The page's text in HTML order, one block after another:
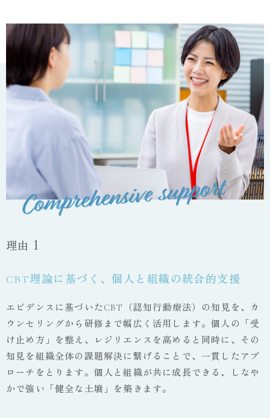
理由 1
CBT理論に基づく、個人と組織の統合的支援
エビデンスに基づいたCBT（認知行動療法）の知見を、カ
ウンセリングから研修まで幅広く活用します。個人の「受
け止め方」を整え、レジリエンスを高めると同時に、その
知見を組織全体の課題解決に繋げることで、一貫したアプ
ローチをとります。個人と組織が共に成長できる、しなや
かで強い「健全な土壌」を築きます。